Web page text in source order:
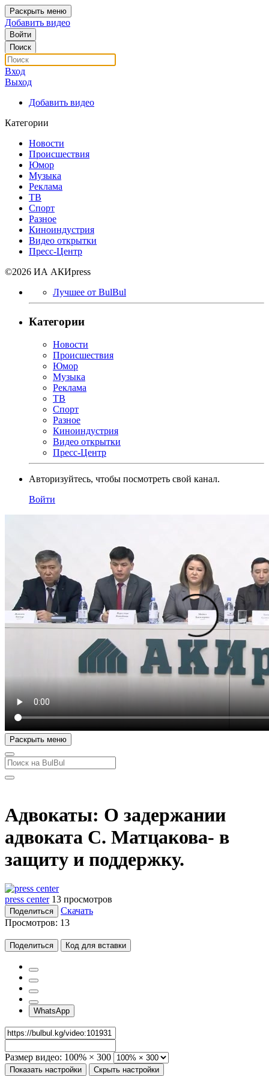
Раскрыть меню
Добавить видео
Войти
Поиск
Вход
Выход
Добавить видео
Категории
Новости
Происшествия
Юмор
Музыка
Реклама
ТВ
Спорт
Разное
Киноиндустрия
Видео открытки
Пресс-Центр
©2026 ИА АКИpress
Лучшее от BulBul
Категории
Новости
Происшествия
Юмор
Музыка
Реклама
ТВ
Спорт
Разное
Киноиндустрия
Видео открытки
Пресс-Центр
Авторизуйтесь, чтобы посмотреть свой канал.
Войти
Раскрыть меню
Адвокаты: О задержании
адвоката С. Матцакова- в
защиту и поддержку.
press center 13 просмотров
Поделиться
Скачать
Просмотров: 13
Поделиться Код для вставки
WhatsApp
Размер видео: 100% × 300
Показать настройки Скрыть настройки